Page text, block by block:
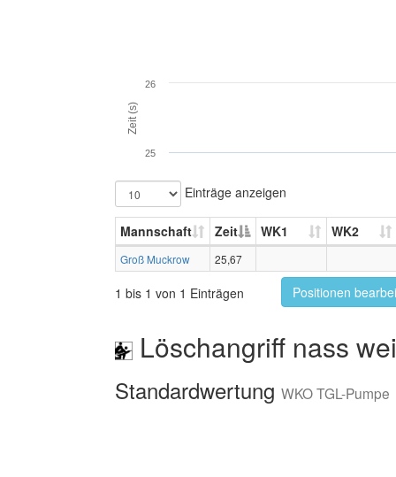
Zeit (s)
25
26
Einträge anzeigen
Mannschaft Zeit WK1 WK2
Groß Muckrow 25,67
1 bis 1 von 1 Einträgen Positionen
Löschangriff nass
Standardwertung WKO TGL-Pumpe